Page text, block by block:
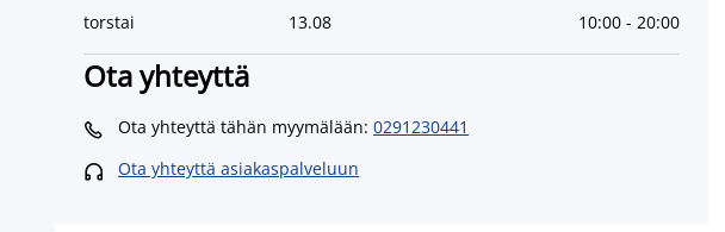
torstai 13.08 10:00 - 20:00
Ota yhteyttä
 Ota yhteyttä tähän myymälään: 0291230441
 Ota yhteyttä asiakaspalveluun